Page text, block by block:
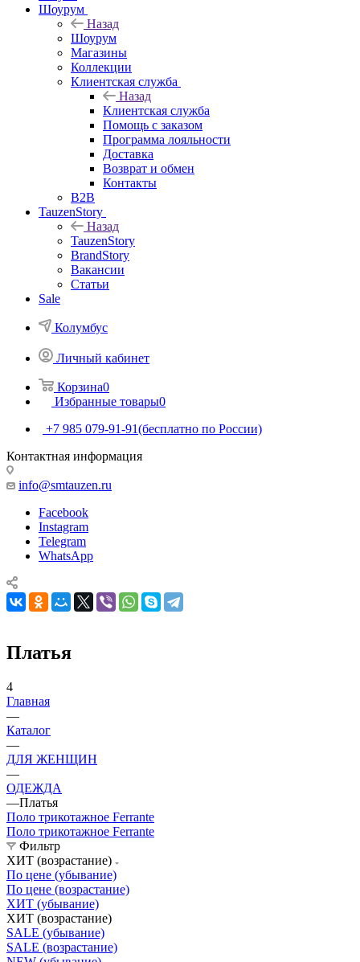
Шоурум
Назад
Шоурум
Магазины
Коллекции
Клиентская служба
Назад
Клиентская служба
Помощь с заказом
Программа лояльности
Доставка
Возврат и обмен
Контакты
B2B
TauzenStory
Назад
TauzenStory
BrandStory
Вакансии
Статьи
Sale
Колумбус
Личный кабинет
Корзина0
Избранные товары0
+7 985 079-91-91(бесплатно по России)
Контактная информация
info@smtauzen.ru
Facebook
Instagram
Telegram
WhatsApp
Платья
4
Главная
—
Каталог
—
ДЛЯ ЖЕНЩИН
—
ОДЕЖДА
—Платья
Поло трикотажное Ferrante
Поло трикотажное Ferrante
Фильтр
ХИТ (возрастание)
По цене (убывание)
По цене (возрастание)
ХИТ (убывание)
ХИТ (возрастание)
SALE (убывание)
SALE (возрастание)